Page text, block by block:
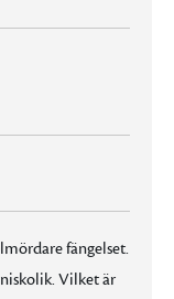
fängelset.
Vilket är